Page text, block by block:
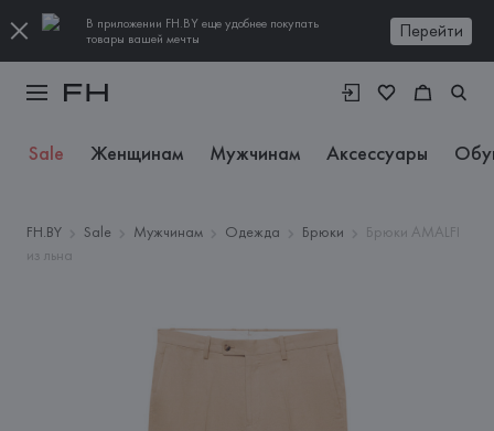
В приложении FH.BY еще удобнее покупать
товары вашей мечты
Перейти
Sale Женщинам Мужчинам Аксессуары
FH.BY Sale Мужчинам Одежда Брюки
Брюки AMALFI
из льна